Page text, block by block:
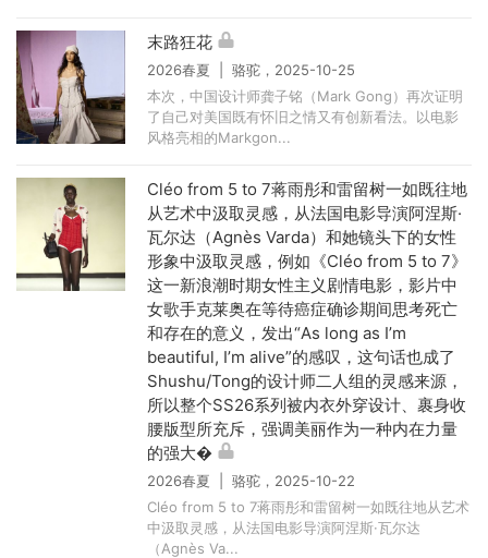
末路狂花
2026春夏 | 骆驼，2025-10-25
本次，中国设计师龚子铭（Mark Gong）再次证明
了自己对美国既有怀旧之情又有创新看法。以电影
风格亮相的Markgon...
Cléo from 5 to 7蒋雨彤和雷留树一如既往地
从艺术中汲取灵感，从法国电影导演阿涅斯·
瓦尔达（Agnès Varda）和她镜头下的女性
形象中汲取灵感，例如《Cléo from 5 to 7》
这一新浪潮时期女性主义剧情电影，影片中
女歌手克莱奥在等待癌症确诊期间思考死亡
和存在的意义，发出“As long as I’m
beautiful, I’m alive”的感叹，这句话也成了
Shushu/Tong的设计师二人组的灵感来源，
所以整个SS26系列被内衣外穿设计、裹身收
腰版型所充斥，强调美丽作为一种内在力量
的强大�
2026春夏 | 骆驼，2025-10-22
Cléo from 5 to 7蒋雨彤和雷留树一如既往地从艺术
中汲取灵感，从法国电影导演阿涅斯·瓦尔达
（Agnès Va...